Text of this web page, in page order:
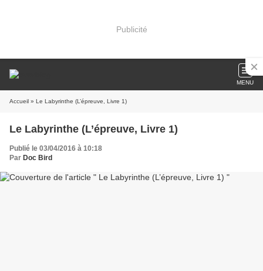
Publicité
MENU
Accueil » Le Labyrinthe (L’épreuve, Livre 1)
Le Labyrinthe (L’épreuve, Livre 1)
Publié le 03/04/2016 à 10:18
Par Doc Bird